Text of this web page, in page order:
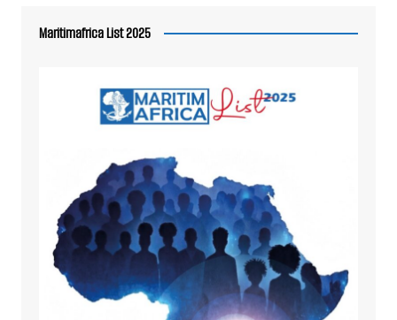
Maritimafrica List 2025